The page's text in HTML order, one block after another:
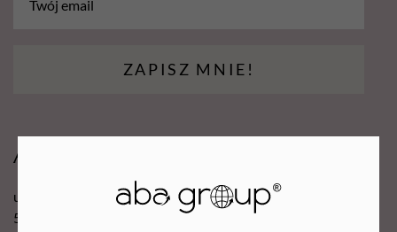
ZAPISZ MNIE!
Aba Group
ul. Robotnicza 70D
53-608 Wrocław